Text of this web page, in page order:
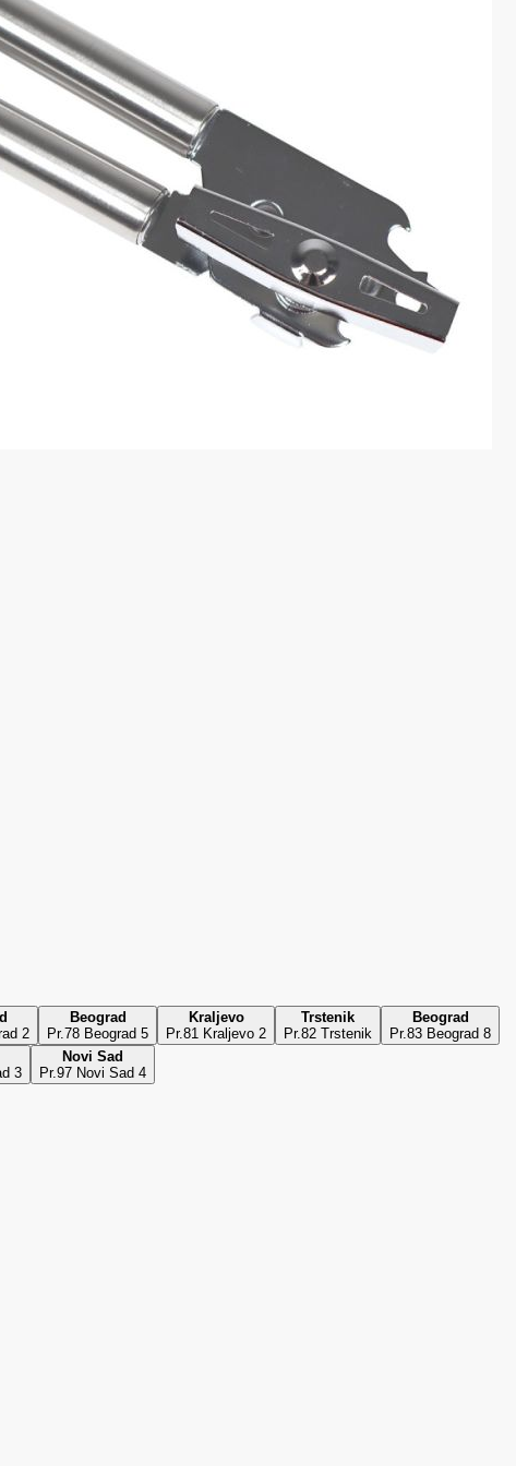
2
Beograd
Pr.78 Beograd 5
Kraljevo
Pr.81 Kraljevo 2
Trstenik
Pr.82 Trstenik
Beograd
Pr.83 Beograd 8
3
Novi Sad
Pr.97 Novi Sad 4